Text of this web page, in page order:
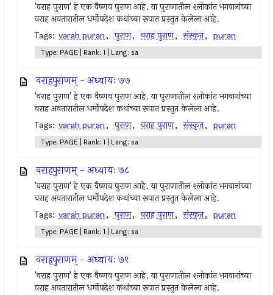
'वराह पुराण' हे एक वैष्णव पुराण आहे. या पुराणातील श्लोकांत भगवानांच्या
वराह अवतारातील धर्मोपदेश कथांच्या रूपात प्रस्तुत केलेला आहे.
Tags: varah puran, पुराण, वराह पुराण, संस्कृत, puran
Type: PAGE | Rank: 1 | Lang: sa
वराहपुराणम् - अध्यायः ७७
'वराह पुराण' हे एक वैष्णव पुराण आहे. या पुराणातील श्लोकांत भगवानांच्या
वराह अवतारातील धर्मोपदेश कथांच्या रूपात प्रस्तुत केलेला आहे.
Tags: varah puran, पुराण, वराह पुराण, संस्कृत, puran
Type: PAGE | Rank: 1 | Lang: sa
वराहपुराणम् - अध्यायः ७८
'वराह पुराण' हे एक वैष्णव पुराण आहे. या पुराणातील श्लोकांत भगवानांच्या
वराह अवतारातील धर्मोपदेश कथांच्या रूपात प्रस्तुत केलेला आहे.
Tags: varah puran, पुराण, वराह पुराण, संस्कृत, puran
Type: PAGE | Rank: 1 | Lang: sa
वराहपुराणम् - अध्यायः ७९
'वराह पुराण' हे एक वैष्णव पुराण आहे. या पुराणातील श्लोकांत भगवानांच्या
वराह अवतारातील धर्मोपदेश कथांच्या रूपात प्रस्तुत केलेला आहे.